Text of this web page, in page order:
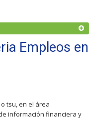
Empleos en
tsu, en el área
información financiera y